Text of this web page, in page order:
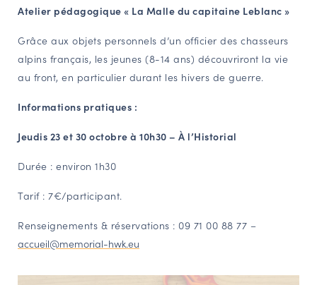
VOUS ÊTES…
Amateurs d’histoire et de patrimoine
Responsables de structures
Étudiants & chercheurs
Atelier pédagogique « La Malle du capitaine Leblanc »
Grâce aux objets personnels d’un officier des chasseurs
alpins français, les jeunes (8-14 ans) découvriront la vie
au front, en particulier durant les hivers de guerre.
Informations pratiques :
Jeudis 23 et 30 octobre à 10h30 – À l’Historial
Durée : environ 1h30
Tarif : 7€/participant.
Renseignements & réservations : 09 71 00 88 77 –
accueil@memorial-hwk.eu